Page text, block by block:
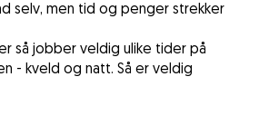
selv, men tid og penger strekker
så jobber veldig ulike tider på
- kveld og natt. Så er veldig